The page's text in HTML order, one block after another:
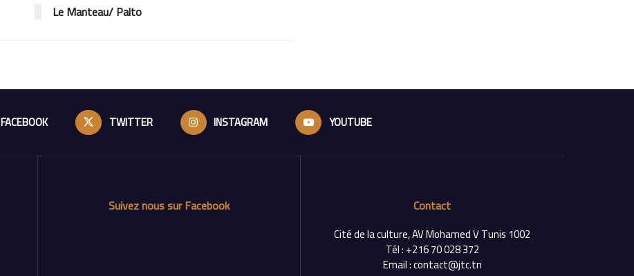
Le Manteau/ Palto
FACEBOOK TWITTER INSTAGRAM YOUTUBE
Suivez nous sur Facebook Contact
Cité de la culture, AV Mohamed V Tunis 1002
Tél : +216 70 028 372
Email : contact@jtc.tn